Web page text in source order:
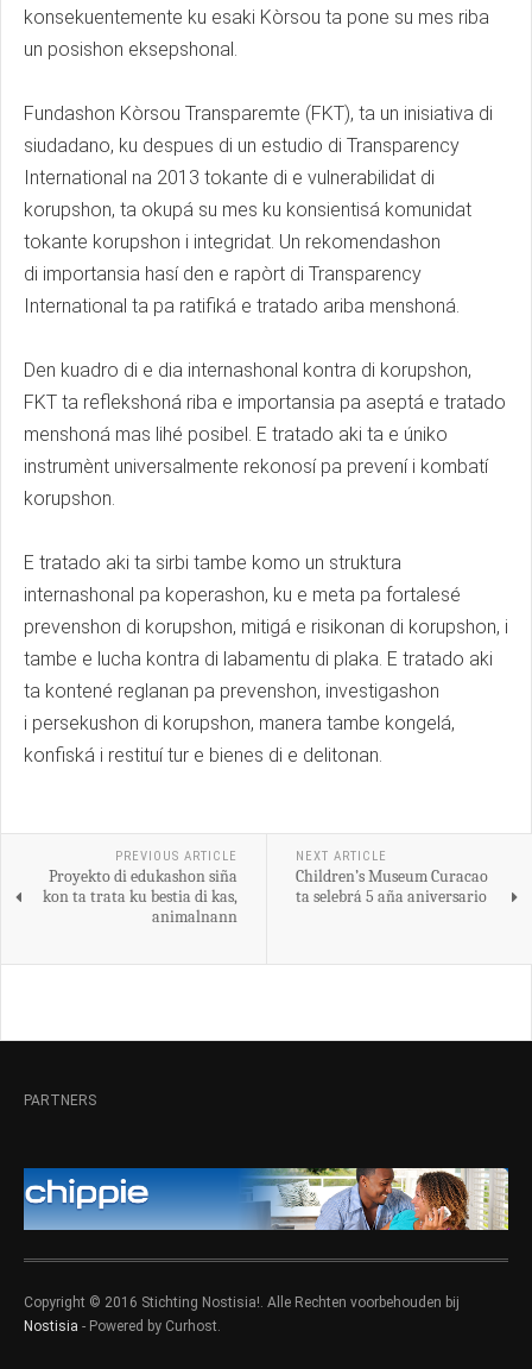
konsekuentemente ku esaki Kòrsou ta pone su mes riba
un posishon eksepshonal.
Fundashon Kòrsou Transparemte (FKT), ta un inisiativa di
siudadano, ku despues di un estudio di Transparency
International na 2013 tokante di e vulnerabilidat di
korupshon, ta okupá su mes ku konsientisá komunidat
tokante korupshon i integridat. Un rekomendashon
di importansia hasí den e rapòrt di Transparency
International ta pa ratifiká e tratado ariba menshoná.
Den kuadro di e dia internashonal kontra di korupshon,
FKT ta reflekshoná riba e importansia pa aseptá e tratado
menshoná mas lihé posibel. E tratado aki ta e úniko
instrumènt universalmente rekonosí pa prevení i kombatí
korupshon.
E tratado aki ta sirbi tambe komo un struktura
internashonal pa koperashon, ku e meta pa fortalesé
prevenshon di korupshon, mitigá e risikonan di korupshon, i
tambe e lucha kontra di labamentu di plaka. E tratado aki
ta kontené reglanan pa prevenshon, investigashon
i persekushon di korupshon, manera tambe kongelá,
konfiská i restituí tur e bienes di e delitonan.
PREVIOUS ARTICLE
Proyekto di edukashon siña
kon ta trata ku bestia di kas,
animalnann
NEXT ARTICLE
Children’s Museum Curacao
ta selebrá 5 aña aniversario
PARTNERS
Copyright © 2016 Stichting Nostisia!. Alle Rechten voorbehouden bij
Nostisia - Powered by Curhost.